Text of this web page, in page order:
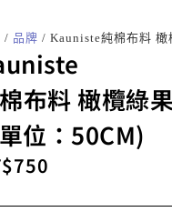
/ 品牌 / Kauniste純棉布料
布料 橄欖綠
位：50CM)
750